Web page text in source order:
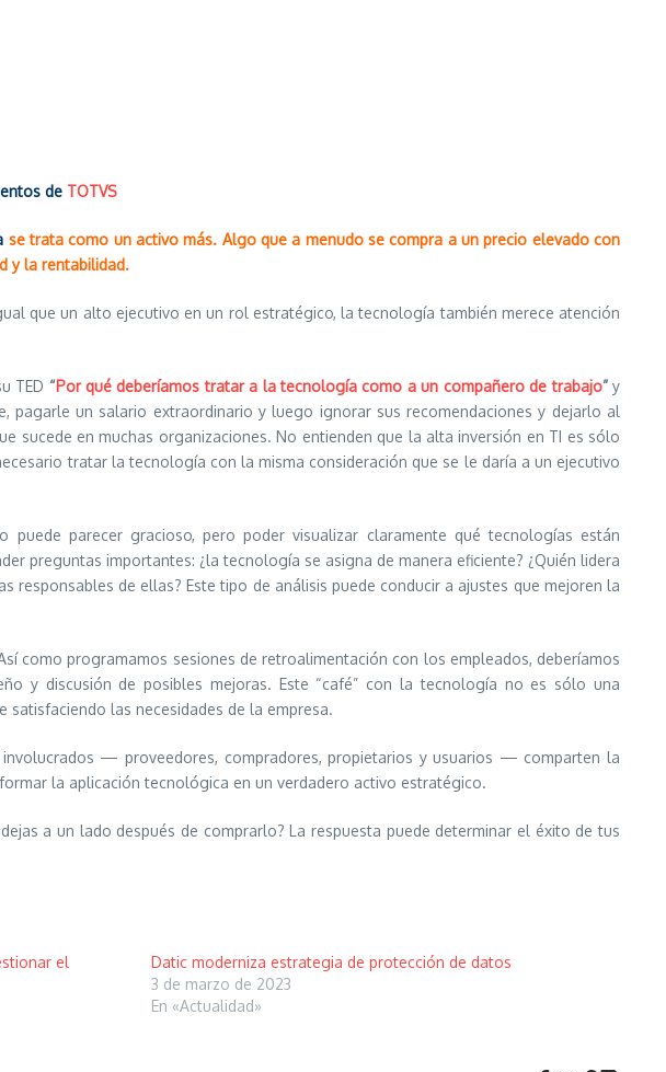
de TOTVS
se trata como un activo más. Algo que a menudo se compra a un precio elevado con
y la rentabilidad.
que un alto ejecutivo en un rol estratégico, la tecnología también merece atención
TED “Por qué deberíamos tratar a la tecnología como a un compañero de trabajo”y
pagarle un salario extraordinario y luego ignorar sus recomendaciones y dejarlo al
sucede en muchas organizaciones. No entienden que la alta inversión en TI es sólo
tratar la tecnología con la misma consideración que se le daría a un ejecutivo
puede parecer gracioso, pero poder visualizar claramente qué tecnologías están
preguntas importantes: ¿la tecnología se asigna de manera eficiente? ¿Quién lidera
responsables de ellas? Este tipo de análisis puede conducir a ajustes que mejoren la
como programamos sesiones de retroalimentación con los empleados, deberíamos
y discusión de posibles mejoras. Este “café” con la tecnología no es sólo una
las necesidades de la empresa.
— proveedores, compradores, propietarios y usuarios — comparten la
la aplicación tecnológica en un verdadero activo estratégico.
a un lado después de comprarlo? La respuesta puede determinar el éxito de tus
el
Datic moderniza estrategia de protección de datos
3 de marzo de 2023
En «Actualidad»